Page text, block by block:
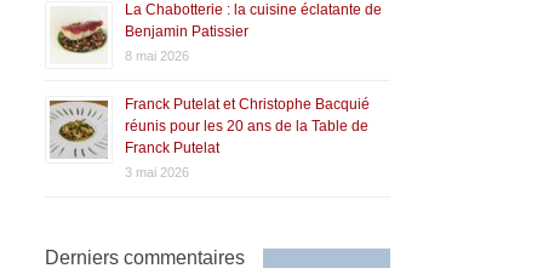
La Chabotterie : la cuisine éclatante de
Benjamin Patissier
8 mai 2026
Franck Putelat et Christophe Bacquié
réunis pour les 20 ans de la Table de
Franck Putelat
3 mai 2026
Derniers commentaires